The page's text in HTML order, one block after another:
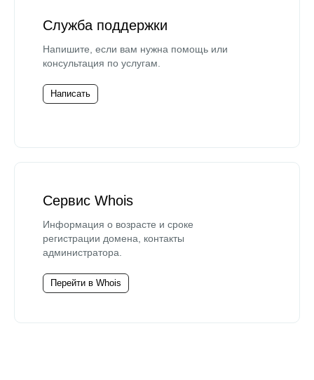
Служба поддержки
Напишите, если вам нужна помощь или
консультация по услугам.
Написать
Сервис Whois
Информация о возрасте и сроке
регистрации домена, контакты
администратора.
Перейти в Whois